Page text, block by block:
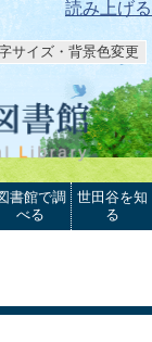
読み上げる
サイズ・背景色変更
書館で調
べる
世田谷を知
る